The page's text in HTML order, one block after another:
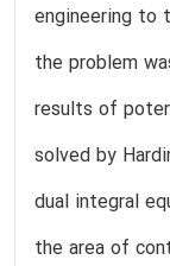
engineering to
the problem
results of
solved by
dual integral
the area of